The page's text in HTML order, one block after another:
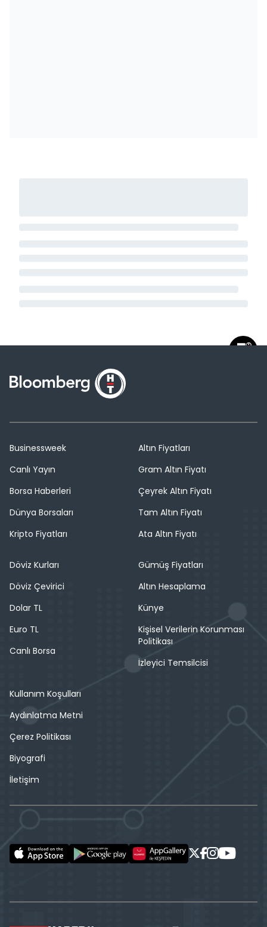
Businessweek
Canlı Yayın
Borsa Haberleri
Dünya Borsaları
Kripto Fiyatları
Altın Fiyatları
Gram Altın Fiyatı
Çeyrek Altın Fiyatı
Tam Altın Fiyatı
Ata Altın Fiyatı
Döviz Kurları
Döviz Çevirici
Dolar TL
Euro TL
Canlı Borsa
Gümüş Fiyatları
Altın Hesaplama
Künye
Kişisel Verilerin Korunması
Politikası
İzleyici Temsilcisi
Kullanım Koşulları
Aydınlatma Metni
Çerez Politikası
Biyografi
İletişim